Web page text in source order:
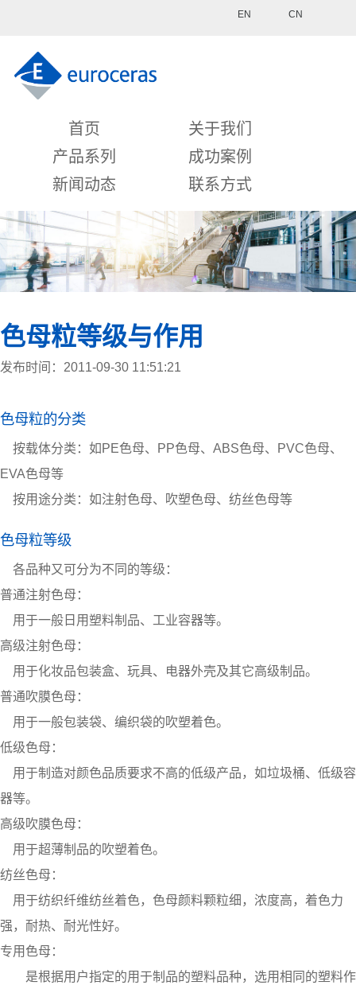
CN
EN
首页
关于我们
产品系列
成功案例
新闻动态
联系方式
色母粒等级与作用
发布时间：2011-09-30 11:51:21
色母粒的分类
按载体分类：如PE色母、PP色母、ABS色母、PVC色母、
EVA色母等
按用途分类：如注射色母、吹塑色母、纺丝色母等
色母粒等级
各品种又可分为不同的等级：
普通注射色母：
用于一般日用塑料制品、工业容器等。
高级注射色母：
用于化妆品包装盒、玩具、电器外壳及其它高级制品。
普通吹膜色母：
用于一般包装袋、编织袋的吹塑着色。
低级色母：
用于制造对颜色品质要求不高的低级产品，如垃圾桶、低级容
器等。
高级吹膜色母：
用于超薄制品的吹塑着色。
纺丝色母：
用于纺织纤维纺丝着色，色母颜料颗粒细，浓度高，着色力
强，耐热、耐光性好。
专用色母：
是根据用户指定的用于制品的塑料品种，选用相同的塑料作